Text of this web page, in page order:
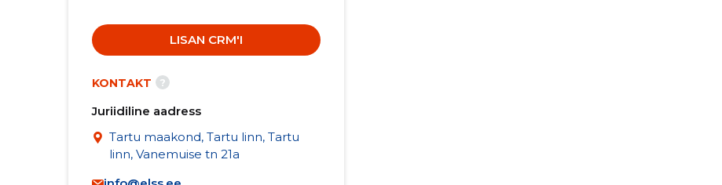
LISAN CRM'I
KONTAKT ?
Juriidiline aadress
Tartu maakond, Tartu linn, Tartu
linn, Vanemuise tn 21a